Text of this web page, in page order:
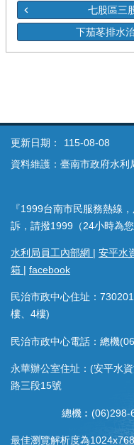
七股區三
下茄苳排水
更新日期：
115-08-08
資料維護：臺南市政府水利
『1999台南市民服務熱線
訴，請撥1999（24小時為您
水利局員工內部網 | 安平水
箱 | facebook
民治市政中心住址：
樓、4樓)
民治市政中心電話：總機
永華辦公室住址：(安平水
路三段15號
總機︰(06)298-
最佳瀏覽解析度為